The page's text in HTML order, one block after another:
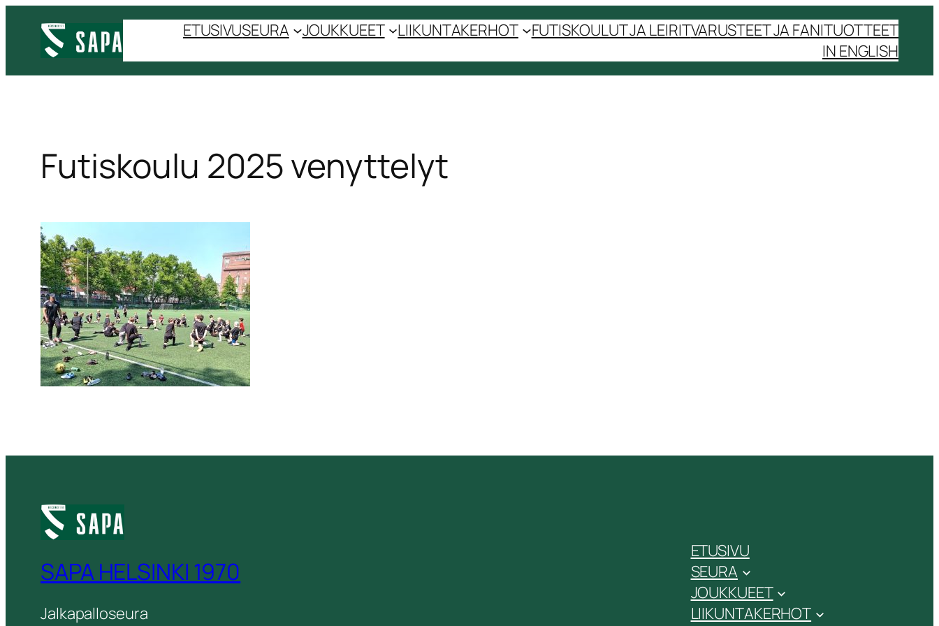
ETUSIVUSEURA JOUKKUEET LIIKUNTAKERHOT FUTISKOULUT JA LEIRITVARUSTEET JA FANITUOTTEET
IN ENGLISH
Futiskoulu 2025 venyttelyt
SAPA HELSINKI 1970
Jalkapalloseura
ETUSIVU
SEURA
JOUKKUEET
LIIKUNTAKERHOT